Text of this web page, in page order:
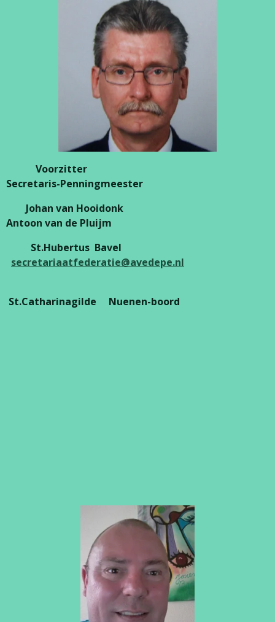
Voorzitter
Secretaris-Penningmeester
Johan van Hooidonk
Antoon van de Pluijm
St.Hubertus Bavel
secretariaatfederatie@avedepe.nl
St.Catharinagilde Nuenen-boord